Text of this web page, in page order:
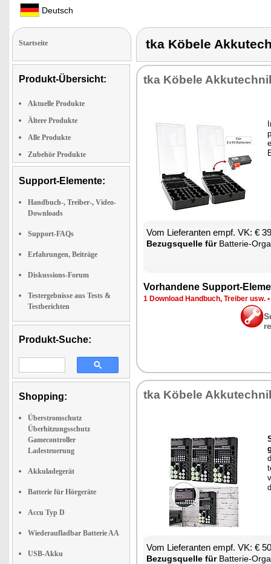
Deutsch
Startseite
Produkt-Übersicht:
Aktuelle Produkte
Ältere Produkte
Alle Produkte
Zubehör Produkte
Support-Elemente:
Handbuch-, Treiber-, Video-
Downloads
Support-FAQs
Erfahrungen, Beiträge
Diskussions-Forum
Testergebnisse aus Tests &
Testberichten
Produkt-Suche:
Shopping:
Überstromschutz
Überhitzungsschutz
Gamecontroller
Ladesteuerung
Akkuladegerät
Batterie für Hörgeräte
Accu Typ D
Wiederaufladbar Batterie AA
USB-Akku
tka Köbele
tka Kö­be­le
Vom Lie­fe­ran­ten empf. VK: €
Be­zugs­quel­le fürBat­te­rie-
Vor­han­de­ne Sup­port-
1 Down­load Hand­buch, Trei­ber usw. •
tka Kö­be­le
Vom Lie­fe­ran­ten empf. VK: €
Be­zugs­quel­le fürBat­te­rie-